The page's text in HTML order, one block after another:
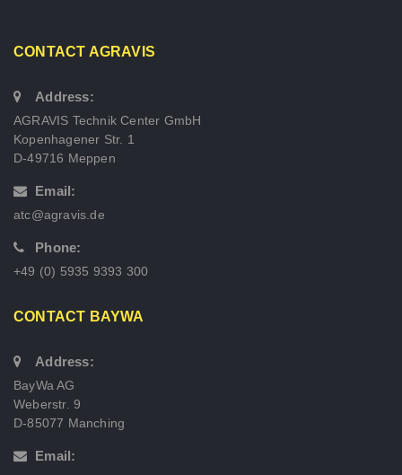
CONTACT AGRAVIS
Address:
AGRAVIS Technik Center GmbH
Kopenhagener Str. 1
D-49716 Meppen
Email:
atc@agravis.de
Phone:
+49 (0) 5935 9393 300
CONTACT BAYWA
Address:
BayWa AG
Weberstr. 9
D-85077 Manching
Email: